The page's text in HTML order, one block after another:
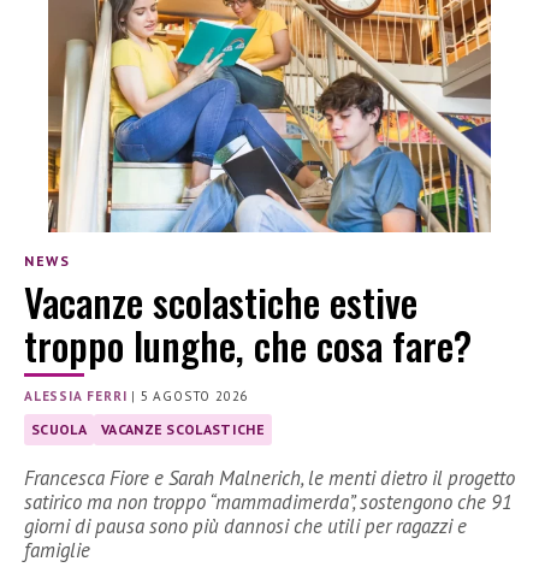
NEWS
Vacanze scolastiche estive
troppo lunghe, che cosa fare?
ALESSIA FERRI | 5 AGOSTO 2026
SCUOLA VACANZE SCOLASTICHE
Francesca Fiore e Sarah Malnerich, le menti dietro il progetto
satirico ma non troppo “mammadimerda”, sostengono che 91
giorni di pausa sono più dannosi che utili per ragazzi e
famiglie